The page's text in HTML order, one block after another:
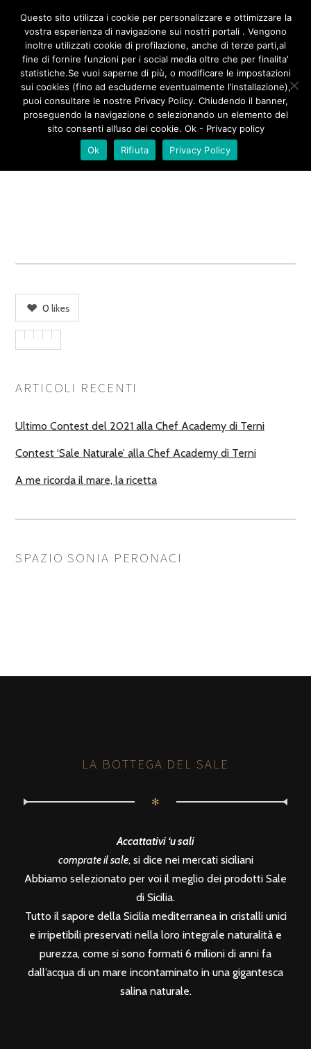
FARAONA LACCATA AL MIELE
– SONIA PERONACI
0 likes
ARTICOLI RECENTI
Ultimo Contest del 2021 alla Chef Academy di Terni
Contest ‘Sale Naturale’ alla Chef Academy di Terni
A me ricorda il mare, la ricetta
SPAZIO SONIA PERONACI
LA BOTTEGA DEL SALE
✻
Accattativi ‘u sali
comprate il sale, si dice nei mercati siciliani
Abbiamo selezionato per voi il meglio dei prodotti Sale
di Sicilia.
Tutto il sapore della Sicilia mediterranea in cristalli unici
e irripetibili preservati nella loro integrale naturalità e
purezza, come si sono formati 6 milioni di anni fa
dall’acqua di un mare incontaminato in una gigantesca
salina naturale.
Questo sito utilizza i cookie per personalizzare e ottimizzare la
vostra esperienza di navigazione sui nostri portali . Vengono
inoltre utilizzati cookie di profilazione, anche di terze parti,al
fine di fornire funzioni per i social media oltre che per finalita'
statistiche.Se vuoi saperne di più, o modificare le impostazioni
sui cookies (fino ad escluderne eventualmente l’installazione),
puoi consultare le nostre Privacy Policy. Chiudendo il banner,
proseguendo la navigazione o selezionando un elemento del
sito consenti all’uso dei cookie. Ok - Privacy policy
Ok
Rifiuta Privacy Policy